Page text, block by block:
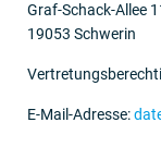
Graf-Schack-Allee
19053 Schwerin
E-Mail-Adresse: